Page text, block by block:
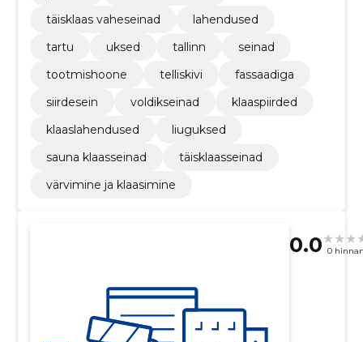
täisklaas vaheseinad
lahendused
tartu
uksed tallinn
seinad
tootmishoone
telliskivi
fassaadiga
siirdesein
voldikseinad
klaaspiirded
klaaslahendused
liuguksed
sauna klaasseinad
täisklaasseinad
värvimine ja klaasimine
0.0 0